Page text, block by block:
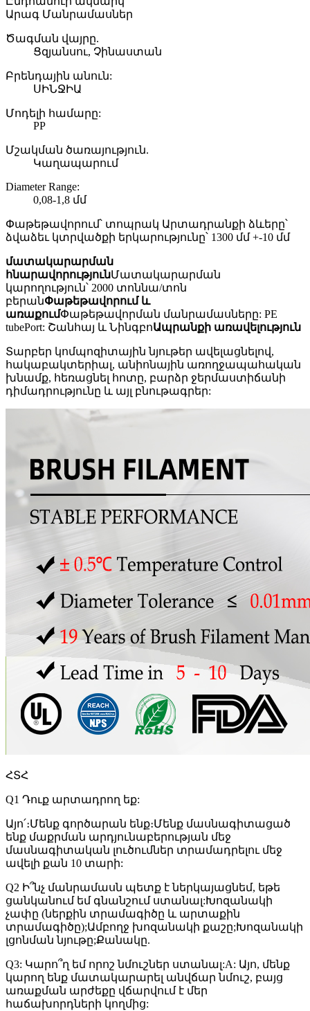
Արագ Մանրամասներ
Ծագման վայրը.
Ցզյանսու, Չինաստան
Բրենդային անուն:
ՍԻՆՋԻԱ
Մոդելի համարը:
PP
Մշակման ծառայություն.
Կաղապարում
Diameter Range:
0,08-1,8 մմ
Փաթեթավորում՝ տոպրակ Արտադրանքի ձևերը՝
ձվաձեւ կտրվածքի երկարությունը՝ 1300 մմ +-10 մմ
մատակարարման
հնարավորությունՄատակարարման
կարողություն՝ 2000 տոննա/տոն
բերանՓաթեթավորում և
առաքումՓաթեթավորման մանրամասները: PE
tubePort: Շանհայ և ՆինգբոԱպրանքի առավելություն
Տարբեր կոմպոզիտային նյութեր ավելացնելով,
հակաբակտերիալ, անիոնային առողջապահական
խնամք, հեռացնել հոտը, բարձր ջերմաստիճանի
դիմադրությունը և այլ բնութագրեր:
ՀՏՀ
Q1 Դուք արտադրող եք:
Այո՛։Մենք գործարան ենք։Մենք մասնագիտացած
ենք մաքրման արդյունաբերության մեջ
մասնագիտական ​​լուծումներ տրամադրելու մեջ
ավելի քան 10 տարի:
Q2 Ի՞նչ մանրամասն պետք է ներկայացնեմ, եթե
ցանկանում եմ գնանշում ստանալ:Խոզանակի
չափը (ներքին տրամագիծը և արտաքին
տրամագիծը);Ամբողջ խոզանակի քաշը;Խոզանակի
լցոնման նյութը;Քանակը.
Q3: Կարո՞ղ եմ որոշ նմուշներ ստանալ:A: Այո, մենք
կարող ենք մատակարարել անվճար նմուշ, բայց
առաքման արժեքը վճարվում է մեր
հաճախորդների կողմից: